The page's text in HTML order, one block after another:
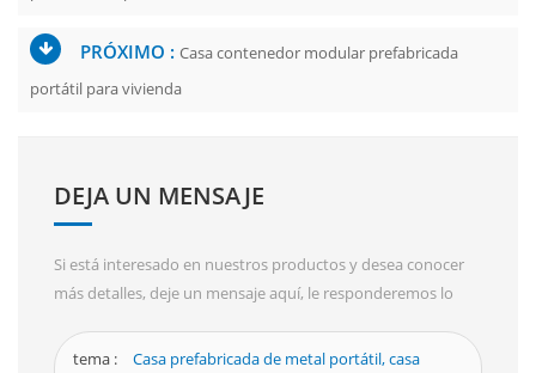
PRÓXIMO : Casa contenedor modular prefabricada
portátil para vivienda
DEJA UN MENSAJE
Si está interesado en nuestros productos y desea conocer
más detalles, deje un mensaje aquí, le responderemos lo
tema :
Casa prefabricada de metal portátil, casa